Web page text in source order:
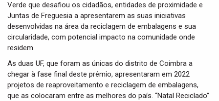
Verde que desafiou os cidadãos, entidades de proximidade e
Juntas de Freguesia a apresentarem as suas iniciativas
desenvolvidas na área da reciclagem de embalagens e sua
circularidade, com potencial impacto na comunidade onde
residem.
As duas UF, que foram as únicas do distrito de Coimbra a
chegar à fase final deste prémio, apresentaram em 2022
projetos de reaproveitamento e reciclagem de embalagens,
que as colocaram entre as melhores do país. “Natal Reciclado”